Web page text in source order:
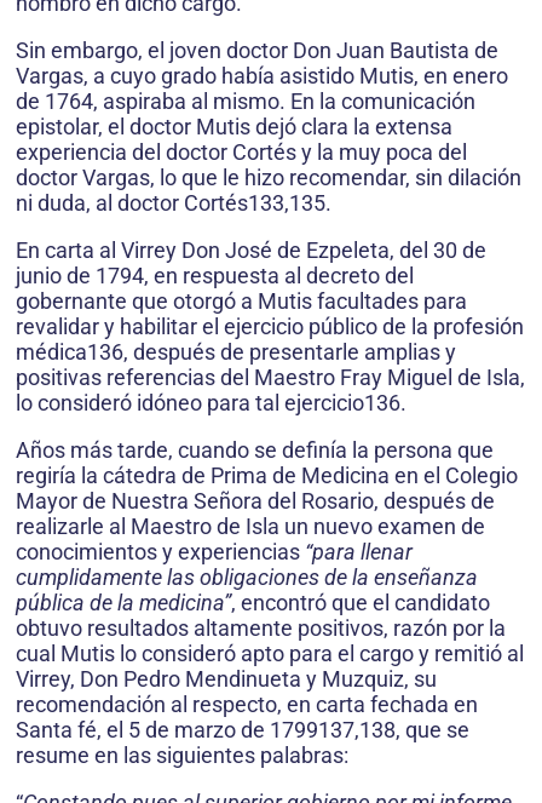
Sin embargo, el joven doctor Don Juan Bautista de
Vargas, a cuyo grado había asistido Mutis, en enero
de 1764, aspiraba al mismo. En la comunicación
epistolar, el doctor Mutis dejó clara la extensa
experiencia del doctor Cortés y la muy poca del
doctor Vargas, lo que le hizo recomendar, sin dilación
ni duda, al doctor Cortés133,135.
En carta al Virrey Don José de Ezpeleta, del 30 de
junio de 1794, en respuesta al decreto del
gobernante que otorgó a Mutis facultades para
revalidar y habilitar el ejercicio público de la profesión
médica136, después de presentarle amplias y
positivas referencias del Maestro Fray Miguel de Isla,
lo consideró idóneo para tal ejercicio136.
Años más tarde, cuando se definía la persona que
regiría la cátedra de Prima de Medicina en el Colegio
Mayor de Nuestra Señora del Rosario, después de
realizarle al Maestro de Isla un nuevo examen de
conocimientos y experiencias “para llenar
cumplidamente las obligaciones de la enseñanza
pública de la medicina”, encontró que el candidato
obtuvo resultados altamente positivos, razón por la
cual Mutis lo consideró apto para el cargo y remitió al
Virrey, Don Pedro Mendinueta y Muzquiz, su
recomendación al respecto, en carta fechada en
Santa fé, el 5 de marzo de 1799137,138, que se
resume en las siguientes palabras: